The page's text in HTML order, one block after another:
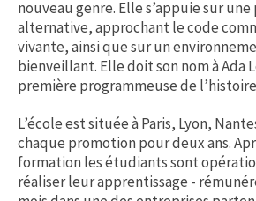
nouveau genre. Elle s’appuie sur
alternative, approchant le code
vivante, ainsi que sur un
bienveillant. Elle doit son nom à Ada
première programmeuse de
L’école est située à Paris, Lyon,
chaque promotion pour deux ans.
formation les étudiants sont
réaliser leur apprentissage -